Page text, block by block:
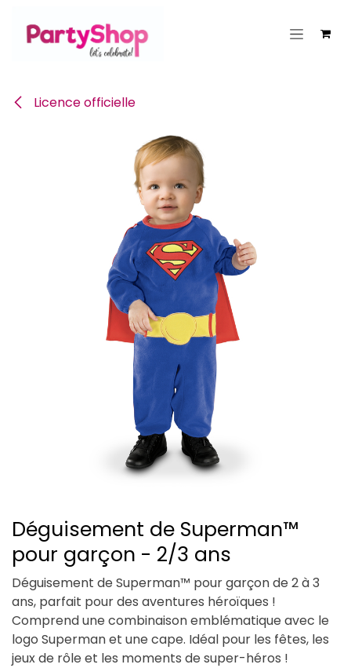
Licence officielle
Déguisement de Superman™
pour garçon - 2/3 ans
Déguisement de Superman™ pour garçon de 2 à 3
ans, parfait pour des aventures héroïques !
Comprend une combinaison emblématique avec le
logo Superman et une cape. Idéal pour les fêtes, les
jeux de rôle et les moments de super-héros !